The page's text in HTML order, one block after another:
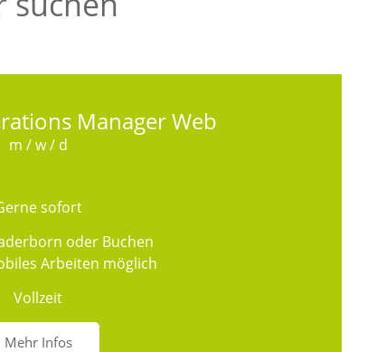
Manager Web
m / w / d
sofort
oder Buchen
Arbeiten möglich
Vollzeit
Mehr Infos